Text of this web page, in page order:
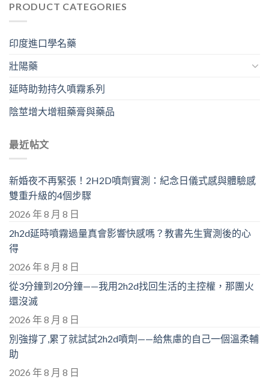
PRODUCT CATEGORIES
印度進口學名藥
壯陽藥
延時助勃持久噴霧系列
陰莖增大增粗藥膏與藥品
最近帖文
新婚夜不再緊張！2H2D噴劑實測：紀念日儀式感與體驗感
雙重升級的4個步驟
2026 年 8 月 8 日
2h2d延時噴霧過量真會影響快感嗎？教書先生實測後的心
得
2026 年 8 月 8 日
從3分鐘到20分鐘——我用2h2d找回生活的主控權，那團火
還沒滅
2026 年 8 月 8 日
別強撐了,累了就試試2h2d噴劑——給焦慮的自己一個溫柔輔
助
2026 年 8 月 8 日